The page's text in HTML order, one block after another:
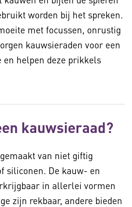
worden bij het spreken.
met focussen, onrustig
kauwsieraden voor een
en helpen deze prikkels
kauwsieraad?
van niet giftig
siliconen. De kauw- en
in allerlei vormen
zijn rekbaar, andere bieden